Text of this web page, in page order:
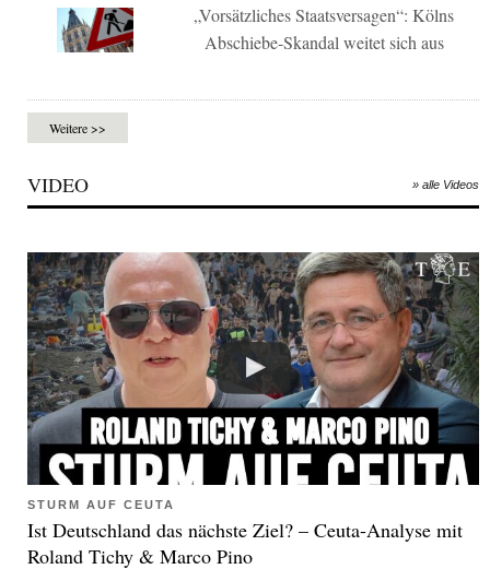
„Vorsätzliches Staatsversagen“: Kölns
Abschiebe-Skandal weitet sich aus
Weitere >>
VIDEO » alle Videos
STURM AUF CEUTA
Ist Deutschland das nächste Ziel? – Ceuta-Analyse mit
Roland Tichy & Marco Pino